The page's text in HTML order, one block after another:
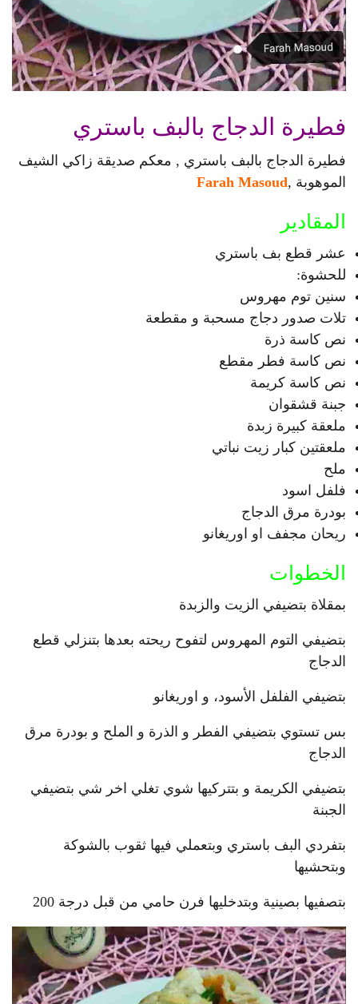
فطيرة الدجاج بالبف باستري
فطيرة الدجاج بالبف باستري , معكم صديقة زاكي الشيف
الموهوبة ,Farah Masoud
المقادير
عشر قطع بف باستري
للحشوة:
سنين توم مهروس
تلات صدور دجاج مسحبة و مقطعة
نص كاسة ذرة
نص كاسة فطر مقطع
نص كاسة كريمة
جبنة قشقوان
ملعقة كبيرة زبدة
ملعقتين كبار زيت نباتي
ملح
فلفل اسود
بودرة مرق الدجاج
ريحان مجفف او اوريغانو
الخطوات
بمقلاة بتضيفي الزيت والزبدة
بتضيفي التوم المهروس لتفوح ريحته بعدها بتنزلي قطع
الدجاج
بتضيفي الفلفل الأسود، و اوريغانو
بس تستوي بتضيفي الفطر و الذرة و الملح و بودرة مرق
الدجاج
بتضيفي الكريمة و بتتركيها شوي تغلي اخر شي بتضيفي
الجبنة
بتفردي البف باستري وبتعملي فيها ثقوب بالشوكة
وبتحشيها
بتصفيها بصينية وبتدخليها فرن حامي من قبل درجة 200